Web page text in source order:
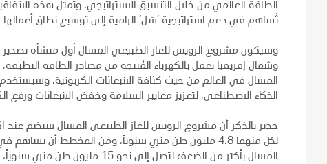
الطاقة العالمي من خلال التنسيق الاستراتيجي. وتمثل هذه
تُساهم في دعم استراتيجية ’شل‘ الرامية إلى توسيع نطاق
وسيكون مشروع الرويس للغاز الطبيعي المسال أول منشأة
وشمال إفريقيا تعمل بالكهرباء المُنتجة من مصادر الطاقة
المسال في العالم من حيث كثافة الانبعاثات الكربونية.
الذكاء الاصطناعي، لتعزيز معايير السلامة وخفض الانبعاثات ورفع
جدير بالذكر أن مشروع الرويس للغاز الطبيعي المسال سيضم عند
لكل منهما 4.8 مليون طن متري سنوياً، ومن المخطط أن
المسال بأكثر من الضعف لتصل إلى